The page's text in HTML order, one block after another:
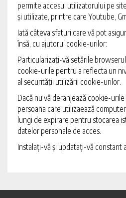
permite accesul utilizatorului pe
și utilizate, printre care Youtube,
Iată câteva sfaturi care vă pot
însă, cu ajutorul cookie-urilor:
Particularizați-vă setările
cookie-urile pentru a reflecta un
al securității utilizării cookie-urilor.
Dacă nu vă deranjează cookie-
persoana care utilizaează
lungi de expirare pentru stocarea
datelor personale de acces.
Instalați-vă și updatați-vă constant